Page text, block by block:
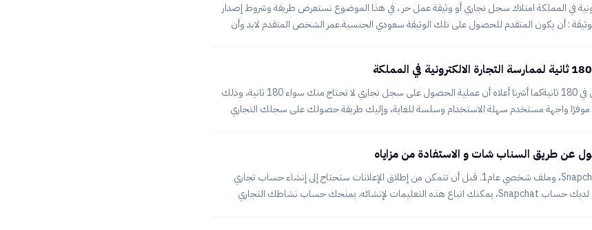
في المملكة امتلاك سجل تجاري أو وثيقة عمل حر ، في هذا الموضوع نستعرض طريقة وشروط إصدار
: أن يكون المتقدم للحصول على تلك الوثيقة سعودي الجنسية.عمر الشخص المتقدم لابد وأن
طريقة الحصول على سجل تجاري في 180 ثانيةكما أشرنا أعلاه أن عملية الحصول على سجل تجاري لا تحتاج منك سواء 180 ثانية، وذلك
موفرًا واجهة مستخدم سهلة الاستخدام وسلسة للغاية، وإليك طريقة حصولك على سجلك التجاري
عن طريق السناب شات و الاستفادة من مزاياه
أنشيء نشاط تجاري، وحساب Snapchat، وملف شخصي عام1. قبل أن تتمكن من إطلاق الإعلانات ستحتاج إلى إنشاء حساب تجاري
وحساب Snapchat. وإذا لم يكن لديك حساب Snapchat، يمكنك اتباع هذه التعليمات لإنشائه. يمنحك حساب نشاطك التجاري